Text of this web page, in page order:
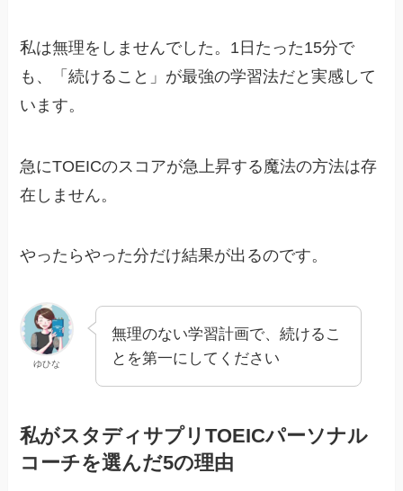
私は無理をしませんでした。1日たった15分で
も、「続けること」が最強の学習法だと実感して
います。
急にTOEICのスコアが急上昇する魔法の方法は存
在しません。
やったらやった分だけ結果が出るのです。
ゆひな
無理のない学習計画で、続けるこ
とを第一にしてください
私がスタディサプリTOEICパーソナル
コーチを選んだ5の理由